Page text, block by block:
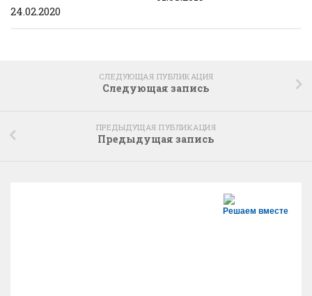
24.02.2020
СЛЕДУЮЩАЯ ПУБЛИКАЦИЯ
Следующая запись
ПРЕДЫДУЩАЯ ПУБЛИКАЦИЯ
Предыдущая запись
Решаем вместе